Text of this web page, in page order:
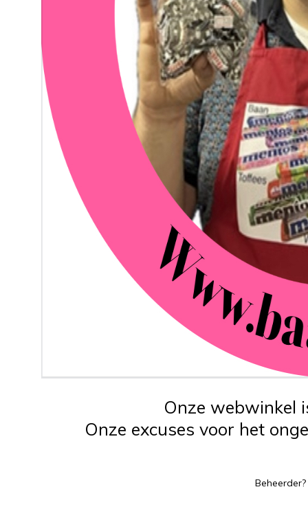
Onze webwinkel
Onze excuses voor het
Beheerder?